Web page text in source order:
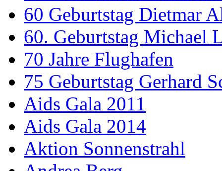
60 Geburtstag Dietmar
60. Geburtstag Michael
70 Jahre Flughafen
75 Geburtstag Gerhard
Aids Gala 2011
Aids Gala 2014
Aktion Sonnenstrahl